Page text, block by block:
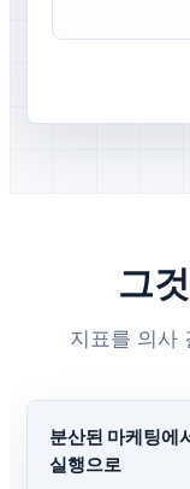
그
지표를 의사
분산된 마케팅에
실행으로